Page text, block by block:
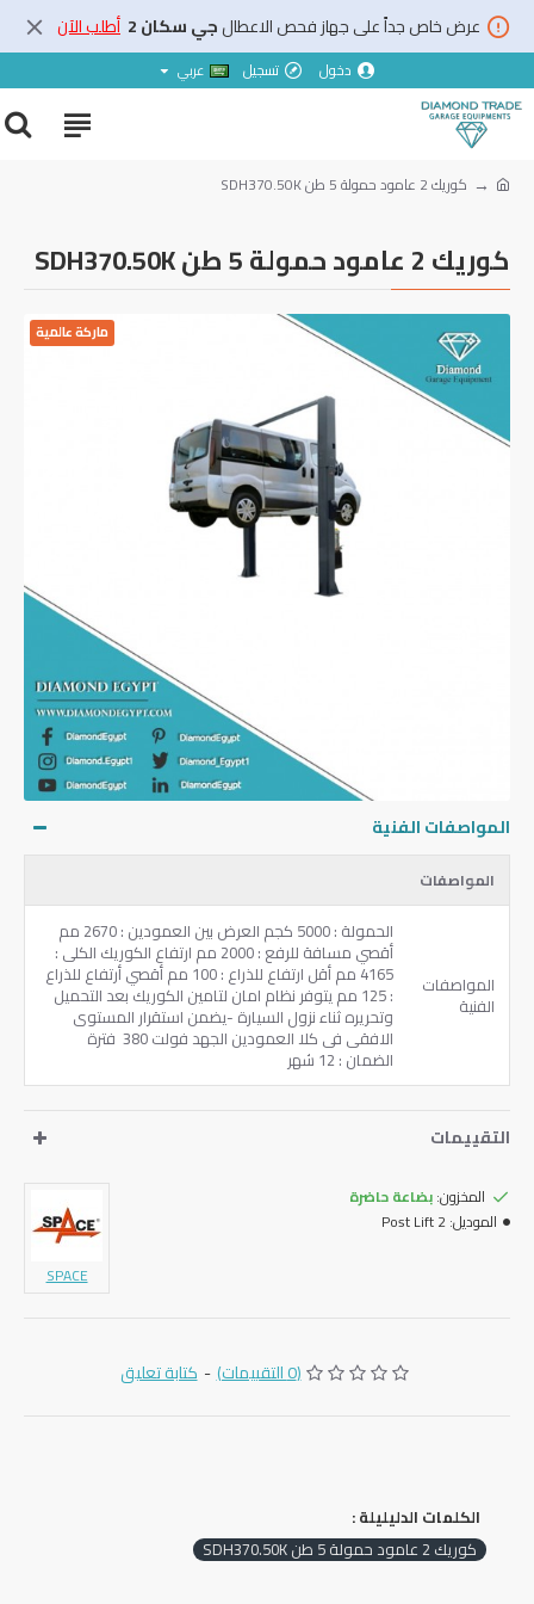
عرض خاص جداً على جهاز فحص الاعطالجي سكان 2 أطلب الآن
دخول تسجيل عربي
كوريك ‎2‏ عامود حمولة ‎5‏ طن ‎SDH‎370.50‎K
كوريك ‎2‏ عامود حمولة ‎5‏ طن ‎SDH‎370.50‎K
ماركة عالمية
المواصفات الفنية
المواصفات
المواصفات
الفنية
الحمولة ‏: ‎5000‏ كجم العرض بين العمودين ‏: ‎2670‏ مم
أقصي مسافة للرفع ‏: ‎2000‏ مم ‏ارتفاع الكوريك الكلى ‏:
‎4165‏ مم أقل ارتفاع للذراع ‏: ‎100‏ مم أقصي أرتفاع للذراع
‏: ‎125‏ مم يتوفر نظام امان لتامين الكوريك بعد التحميل
وتحريره ثناء نزول السيارة ‏-‏يضمن استقرار المستوى
الافقى فى كلا العمودين ‏الجهد فولت 380 ‏ ‏فترة
الضمان ‏: ‎12‏ شهر
التقييمات
المخزون:بضاعة حاضرة
الموديل:2 Post Lift
SPACE
(0 التقييمات) - كتابة تعليق
الكلمات الدليليلة :
كوريك ‎2‏ عامود حمولة ‎5‏ طن ‎SDH‎370.50‎K